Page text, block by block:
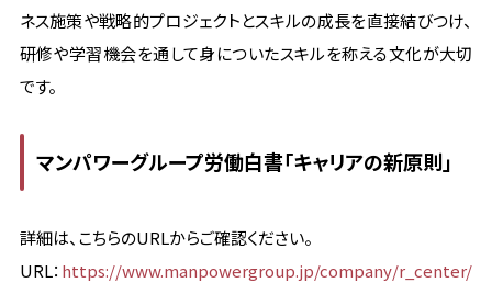
ネス施策や戦略的プロジェクトとスキルの成長を直接結びつけ、
研修や学習機会を通して身についたスキルを称える文化が大切
です。
マンパワーグループ労働白書「キャリアの新原則」
詳細は、こちらのURLからご確認ください。
URL： https://www.manpowergroup.jp/company/r_center/